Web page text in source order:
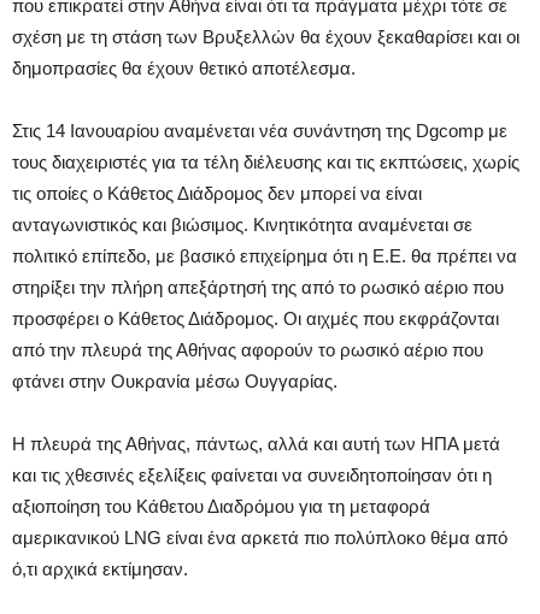
που επικρατεί στην Αθήνα είναι ότι τα πράγματα μέχρι τότε σε
σχέση με τη στάση των Βρυξελλών θα έχουν ξεκαθαρίσει και οι
δημοπρασίες θα έχουν θετικό αποτέλεσμα.
Στις 14 Ιανουαρίου αναμένεται νέα συνάντηση της Dgcomp με
τους διαχειριστές για τα τέλη διέλευσης και τις εκπτώσεις, χωρίς
τις οποίες ο Κάθετος Διάδρομος δεν μπορεί να είναι
ανταγωνιστικός και βιώσιμος. Κινητικότητα αναμένεται σε
πολιτικό επίπεδο, με βασικό επιχείρημα ότι η Ε.Ε. θα πρέπει να
στηρίξει την πλήρη απεξάρτησή της από το ρωσικό αέριο που
προσφέρει ο Κάθετος Διάδρομος. Οι αιχμές που εκφράζονται
από την πλευρά της Αθήνας αφορούν το ρωσικό αέριο που
φτάνει στην Ουκρανία μέσω Ουγγαρίας.
Η πλευρά της Αθήνας, πάντως, αλλά και αυτή των ΗΠΑ μετά
και τις χθεσινές εξελίξεις φαίνεται να συνειδητοποίησαν ότι η
αξιοποίηση του Κάθετου Διαδρόμου για τη μεταφορά
αμερικανικού LNG είναι ένα αρκετά πιο πολύπλοκο θέμα από
ό,τι αρχικά εκτίμησαν.